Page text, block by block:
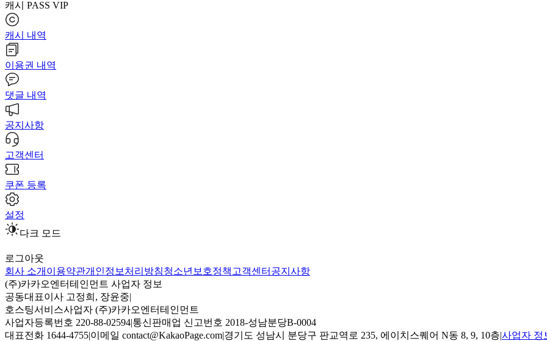
캐시 PASS VIP
캐시 내역
이용권 내역
댓글 내역
공지사항
고객센터
쿠폰 등록
설정
다크 모드
로그아웃
회사 소개 이용약관개인정보처리방침청소년보호정책 고객센터 공지사항
(주)카카오엔터테인먼트 사업자 정보
공동대표이사 고정희, 장윤중|
호스팅서비스사업자 (주)카카오엔터테인먼트
사업자등록번호 220-88-02594|통신판매업 신고번호 2018-성남분당B-0004
대표전화 1644-4755|이메일 contact@KakaoPage.com|경기도 성남시 분당구 판교역로 235, 에이치스퀘어 N동 8, 9, 10층|사업자 정